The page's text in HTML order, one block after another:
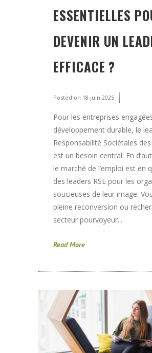
ESSENTIELLES
DEVENIR UN
EFFICACE ?
Posted on 18 juin 2025
Pour les entreprises
développement durable, le
Responsabilité Sociétales
est un besoin central. En
le marché de l’emploi est en
des leaders RSE pour les
soucieuses de leur image.
pleine reconversion ou
secteur pourvoyeur...
Read More